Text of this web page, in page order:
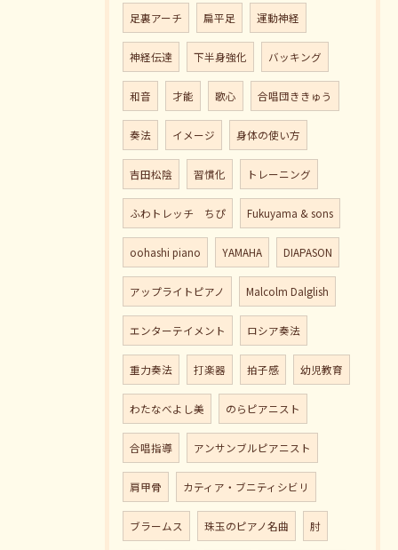
足裏アーチ 扁平足 運動神経
神経伝達 下半身強化 バッキング
和音 才能 歌心 合唱団ききゅう
奏法 イメージ 身体の使い方
吉田松陰 習慣化 トレーニング
ふわトレッチ ちぴ Fukuyama & sons
oohashi piano YAMAHA DIAPASON
アップライトピアノ Malcolm Dalglish
エンターテイメント ロシア奏法
重力奏法 打楽器 拍子感 幼児教育
わたなべよし美 のらピアニスト
合唱指導 アンサンブルピアニスト
肩甲骨 カティア・ブニティシビリ
ブラームス 珠玉のピアノ名曲 肘